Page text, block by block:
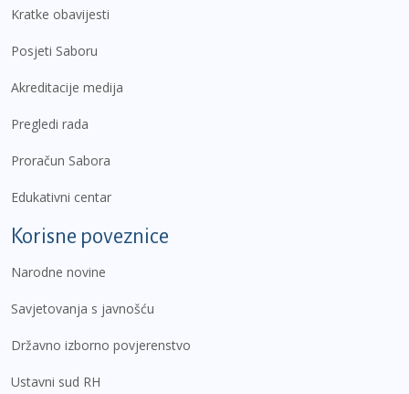
Kratke obavijesti
Posjeti Saboru
Akreditacije medija
Pregledi rada
Proračun Sabora
Edukativni centar
Korisne poveznice
Narodne novine
Savjetovanja s javnošću
Državno izborno povjerenstvo
Ustavni sud RH